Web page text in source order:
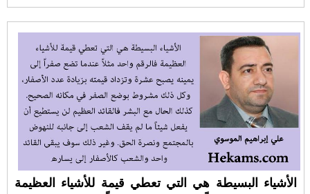
الأشياء البسيطة هي التي تعطي قيمة للأشياء العظيمة